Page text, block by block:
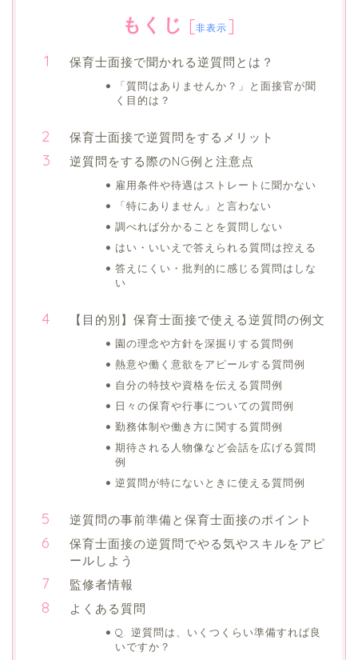
もくじ [非表示 ]
保育士面接で聞かれる逆質問とは？
「質問はありませんか？」と面接官が聞
く目的は？
保育士面接で逆質問をするメリット
逆質問をする際のNG例と注意点
雇用条件や待遇はストレートに聞かない
「特にありません」と言わない
調べれば分かることを質問しない
はい・いいえで答えられる質問は控える
答えにくい・批判的に感じる質問はしな
い
【目的別】保育士面接で使える逆質問の例文
園の理念や方針を深掘りする質問例
熱意や働く意欲をアピールする質問例
自分の特技や資格を伝える質問例
日々の保育や行事についての質問例
勤務体制や働き方に関する質問例
期待される人物像など会話を広げる質問
例
逆質問が特にないときに使える質問例
逆質問の事前準備と保育士面接のポイント
保育士面接の逆質問でやる気やスキルをアピ
ールしよう
監修者情報
よくある質問
Q. 逆質問は、いくつくらい準備すれば良
いですか？